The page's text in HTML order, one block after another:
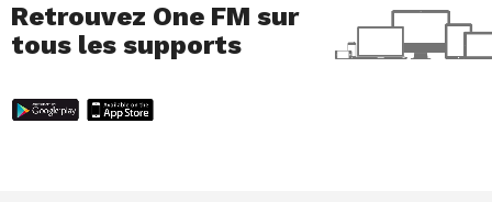
Retrouvez One FM sur
tous les supports